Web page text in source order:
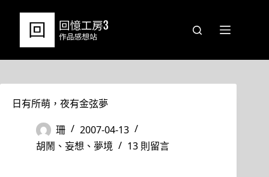
日有所萌，夜有金弦夢
珊
2007-04-13
胡鬧、妄想、夢境
13 則留言